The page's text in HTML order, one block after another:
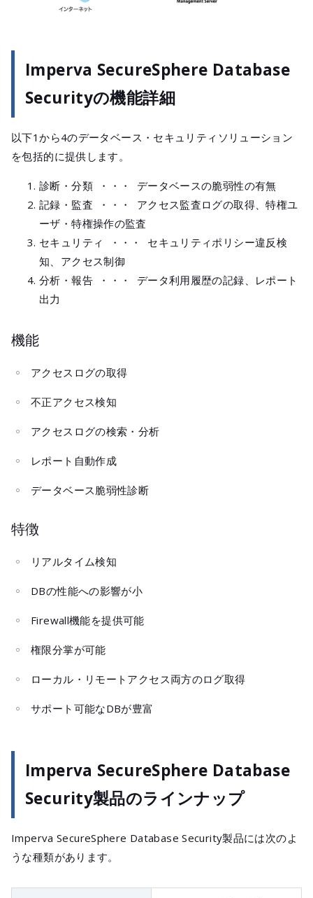
Imperva SecureSphere Database
Securityの機能詳細
以下1から4のデータベース・セキュリティソリューション
を包括的に提供します。
診断・分類 ・・・ データベースの脆弱性の有無
記録・監査 ・・・ アクセス監査ログの取得、特権ユ
ーザ・特権操作の監査
セキュリティ ・・・ セキュリティポリシー違反検
知、アクセス制御
分析・報告 ・・・ データ利用履歴の記録、レポート
出力
機能
アクセスログの取得
不正アクセス検知
アクセスログの検索・分析
レポート自動作成
データベース脆弱性診断
特徴
リアルタイム検知
DBの性能への影響が小
Firewall機能を提供可能
権限分掌が可能
ローカル・リモートアクセス両方のログ取得
サポート可能なDBが豊富
Imperva SecureSphere Database
Security製品のラインナップ
Imperva SecureSphere Database Security製品には次のよ
うな種類があります。